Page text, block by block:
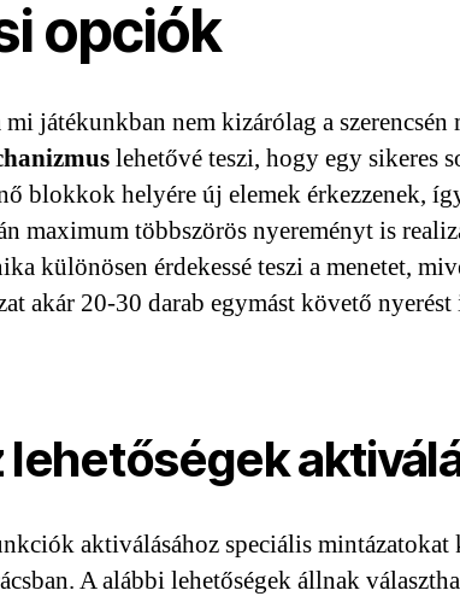
opciók
játékunkban nem kizárólag a
lehetővé teszi, hogy egy sikeres
blokkok helyére új elemek érkezzenek,
maximum többszörös nyereményt is
különösen érdekessé teszi a menetet,
akár 20-30 darab egymást követő nyerést
lehetőségek
aktiválásához speciális mintázatokat
A alábbi lehetőségek állnak